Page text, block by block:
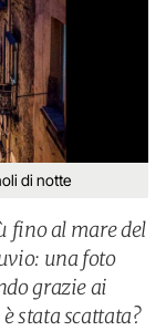
di notte
fino al mare del
una foto
grazie ai
stata scattata?